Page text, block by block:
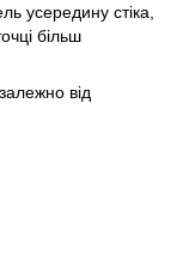
усередину стіка,
більш
від